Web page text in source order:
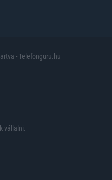
- Telefonguru.hu
vállalni.